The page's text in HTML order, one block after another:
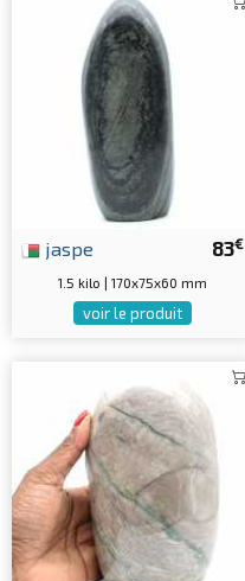
83€
jaspe
1.5 kilo | 170x75x60 mm
voir le produit